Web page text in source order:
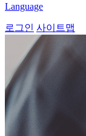
Language
로그인 사이트맵